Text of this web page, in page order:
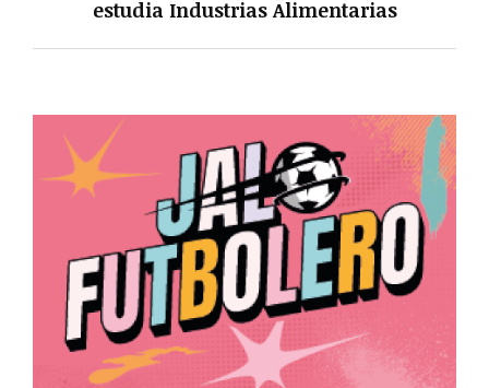
estudia Industrias Alimentarias